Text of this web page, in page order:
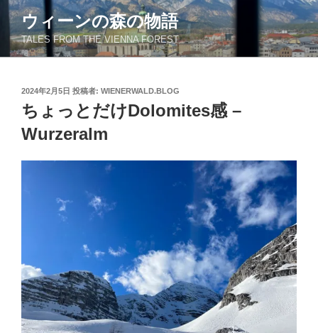
コ
ン
ン
ウィーンの森の物語
TALES FROM THE VIENNA FOREST
投
稿
日:
2024年2月5日 投稿者: WIENERWALD.BLOG
ちょっとだけDolomites感 –
Wurzeralm